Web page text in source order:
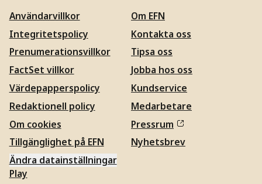
Användarvillkor
Integritetspolicy
Prenumerationsvillkor
FactSet villkor
Värdepapperspolicy
Redaktionell policy
Om cookies
Tillgänglighet på EFN
Ändra datainställningar
Om EFN
Kontakta oss
Tipsa oss
Jobba hos oss
Kundservice
Medarbetare
Pressrum
Nyhetsbrev
Play